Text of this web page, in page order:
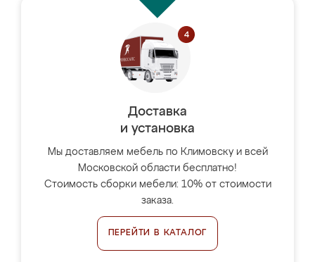
Доставка
и установка
Мы доставляем мебель по Климовску и всей
Московской области бесплатно!
Стоимость сборки мебели: 10% от стоимости
заказа.
ПЕРЕЙТИ В КАТАЛОГ